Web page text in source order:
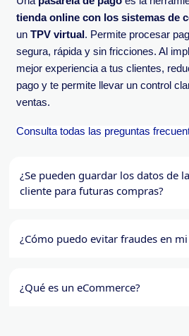
tienda online con los sistemas de
unTPV virtual. Permite procesar
segura, rápida y sin fricciones. Al
mejor experiencia a tus clientes,
pago y te permite llevar un control
ventas.
Consulta todas las preguntas
¿Se pueden guardar los datos de
cliente para futuras compras?​
¿Cómo puedo evitar fraudes en
¿Qué es un eCommerce?​